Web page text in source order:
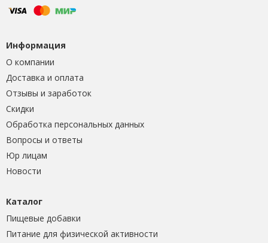
Информация
О компании
Доставка и оплата
Отзывы и заработок
Скидки
Обработка персональных данных
Вопросы и ответы
Юр лицам
Новости
Каталог
Пищевые добавки
Питание для физической активности